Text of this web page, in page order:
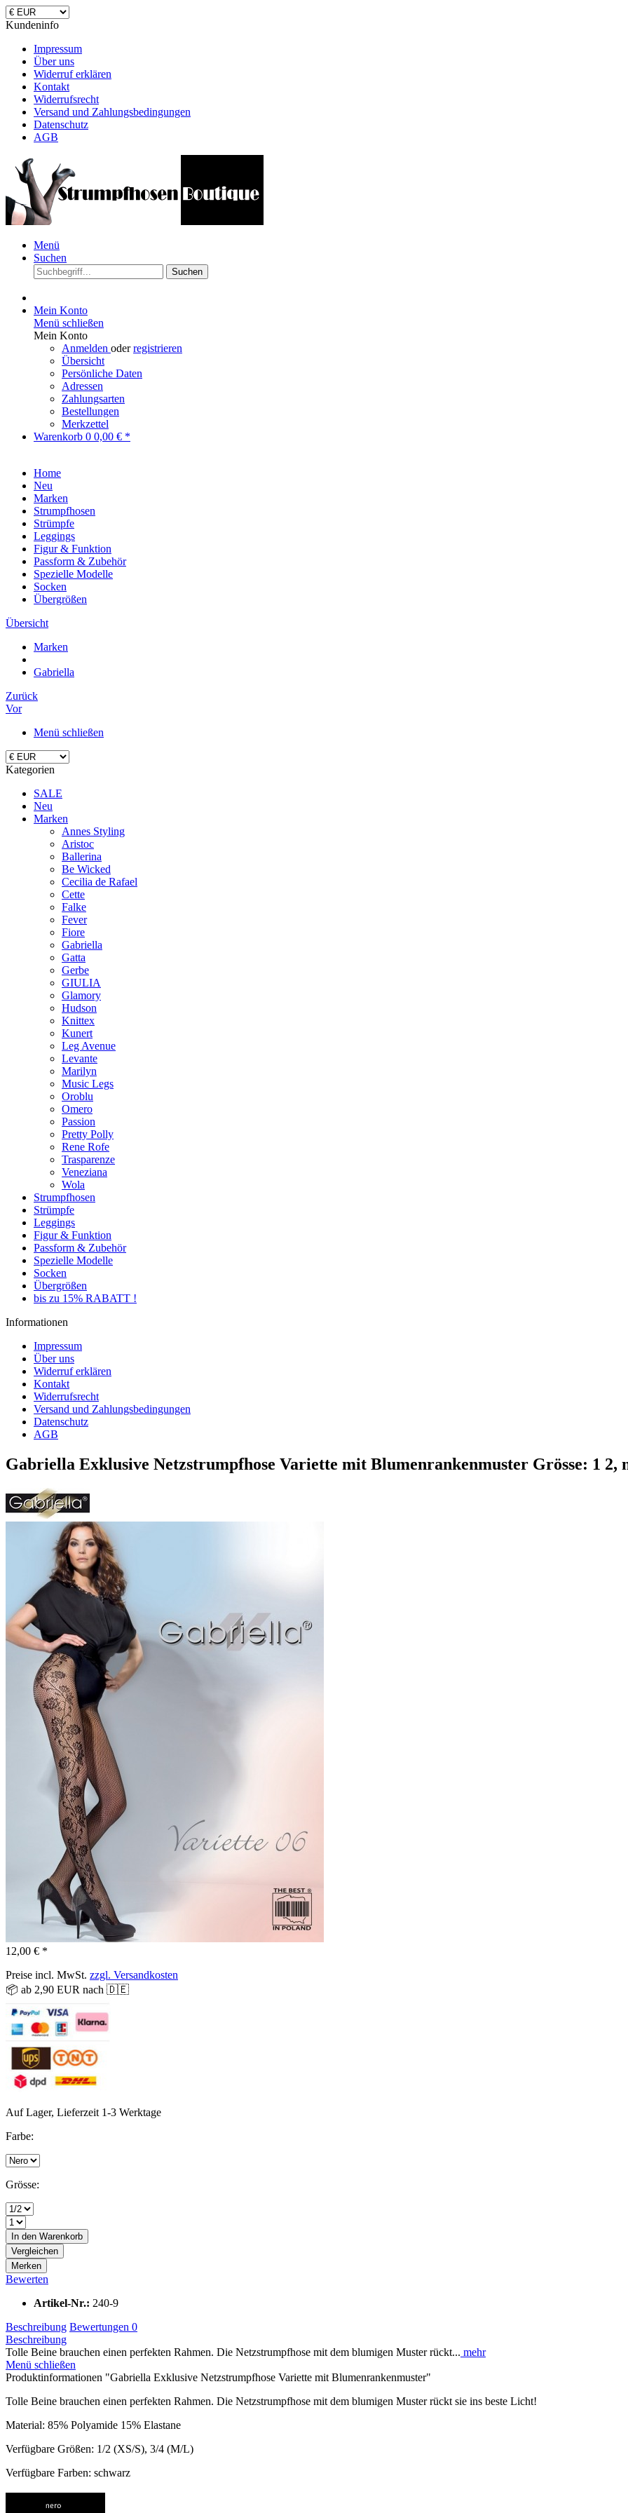
Kundeninfo
Impressum
Über uns
Widerruf erklären
Kontakt
Widerrufsrecht
Versand und Zahlungsbedingungen
Datenschutz
AGB
Menü
Suchen
Suchen
Mein Konto
Menü schließen
Mein Konto
Anmelden oderregistrieren
Übersicht
Persönliche Daten
Adressen
Zahlungsarten
Bestellungen
Merkzettel
Warenkorb 0 0,00 € *
Home
Neu
Marken
Strumpfhosen
Strümpfe
Leggings
Figur & Funktion
Passform & Zubehör
Spezielle Modelle
Socken
Übergrößen
Übersicht
Marken
Gabriella
Zurück
Vor
Menü schließen
Kategorien
SALE
Neu
Marken
Annes Styling
Aristoc
Ballerina
Be Wicked
Cecilia de Rafael
Cette
Falke
Fever
Fiore
Gabriella
Gatta
Gerbe
GIULIA
Glamory
Hudson
Knittex
Kunert
Leg Avenue
Levante
Marilyn
Music Legs
Oroblu
Omero
Passion
Pretty Polly
Rene Rofe
Trasparenze
Veneziana
Wola
Strumpfhosen
Strümpfe
Leggings
Figur & Funktion
Passform & Zubehör
Spezielle Modelle
Socken
Übergrößen
bis zu 15% RABATT !
Informationen
Impressum
Über uns
Widerruf erklären
Kontakt
Widerrufsrecht
Versand und Zahlungsbedingungen
Datenschutz
AGB
Gabriella Exklusive Netzstrumpfhose Variette mit Blumenrankenmuster Grösse: 1 2,
12,00 € *
Preise incl. MwSt. zzgl. Versandkosten
📦 ab 2,90 EUR nach 🇩🇪
Auf Lager, Lieferzeit 1-3 Werktage
Farbe:
Grösse:
In den Warenkorb
Vergleichen
Merken
Bewerten
Artikel-Nr.: 240-9
Beschreibung Bewertungen 0
Beschreibung
Tolle Beine brauchen einen perfekten Rahmen. Die Netzstrumpfhose mit dem blumigen Muster rückt... mehr
Menü schließen
Produktinformationen "Gabriella Exklusive Netzstrumpfhose Variette mit Blumenrankenmuster"
Tolle Beine brauchen einen perfekten Rahmen. Die Netzstrumpfhose mit dem blumigen Muster rückt sie ins beste Licht!
Material: 85% Polyamide 15% Elastane
Verfügbare Größen: 1/2 (XS/S), 3/4 (M/L)
Verfügbare Farben: schwarz